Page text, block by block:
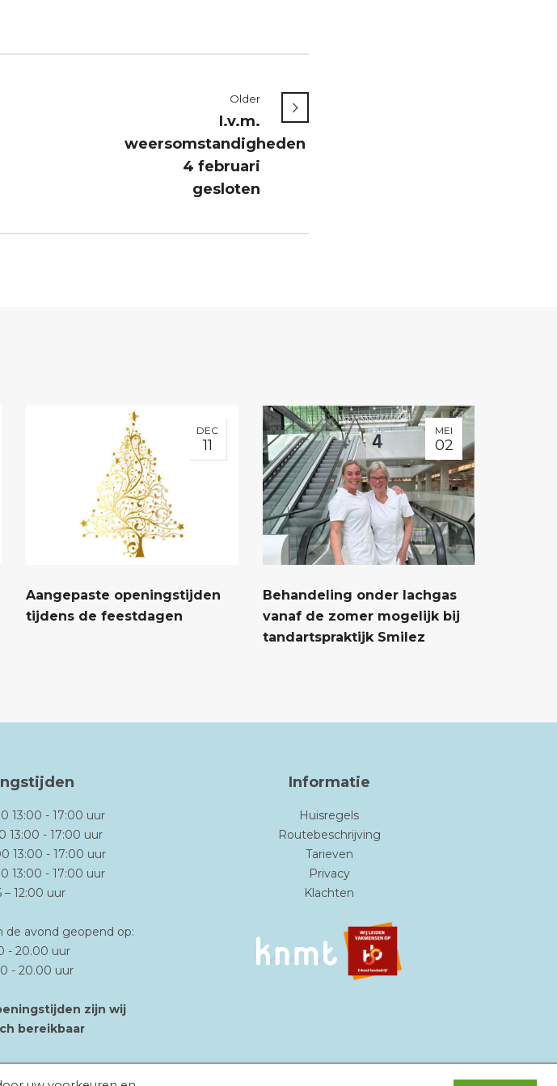
Older
I.v.m.
weersomstandigheden
4 februari
gesloten
DEC
11
Aangepaste openingstijden
tijdens de feestdagen
MEI
02
Behandeling onder lachgas
vanaf de zomer mogelijk bij
tandartspraktijk Smilez
13:00 - 17:00 uur
13:00 - 17:00 uur
13:00 - 17:00 uur
13:00 - 17:00 uur
– 12:00 uur
de avond geopend op:
- 20.00 uur
- 20.00 uur
zijn wij
bereikbaar
Informatie
Huisregels
Routebeschrijving
Tarieven
Privacy
Klachten